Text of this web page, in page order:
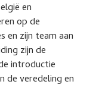
en
op de
en zijn team aan
zijn de
introductie
de veredeling en